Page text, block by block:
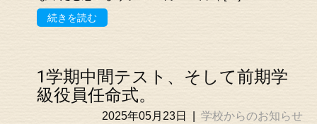
続きを読む
1学期中間テスト、そして前期学
級役員任命式。
2025年05月23日
学校からのお知らせ